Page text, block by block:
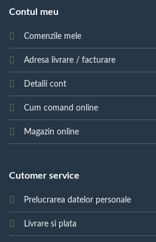
Contul meu
Comenzile mele
Adresa livrare / facturare
Detalii cont
Cum comand online
Magazin online
Cutomer service
Prelucrarea datelor personale
Livrare si plata